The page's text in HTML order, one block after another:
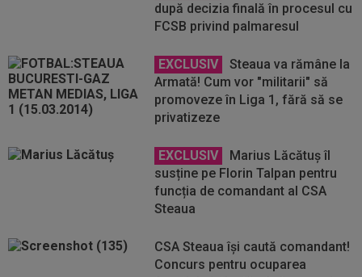
după decizia finală în procesul cu
FCSB privind palmaresul
EXCLUSIV
Steaua va rămâne la
Armată! Cum vor "militarii" să
promoveze în Liga 1, fără să se
privatizeze
EXCLUSIV
Marius Lăcătuș îl
susține pe Florin Talpan pentru
funcția de comandant al CSA
Steaua
CSA Steaua își caută comandant!
Concurs pentru ocuparea